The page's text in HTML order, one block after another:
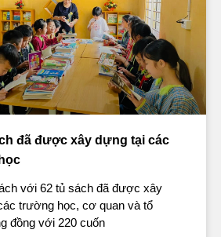
đã được xây dựng tại các
với 62 tủ sách đã được xây
trường học, cơ quan và tổ
đồng với 220 cuốn